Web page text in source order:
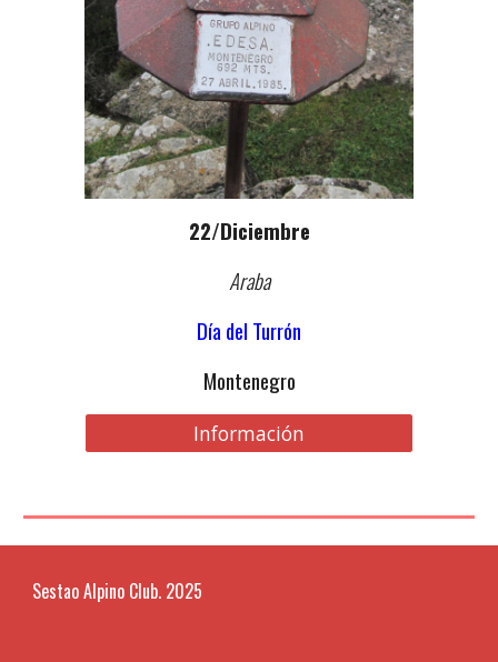
22/Diciembre
Araba
Día del Turrón
Montenegro
Información
Sestao Alpino Club. 2025